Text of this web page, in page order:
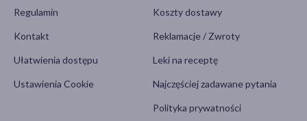
Regulamin
Kontakt
Ułatwienia dostępu
Ustawienia Cookie
Koszty dostawy
Reklamacje / Zwroty
Leki na receptę
Najczęściej zadawane pytania
Polityka prywatności